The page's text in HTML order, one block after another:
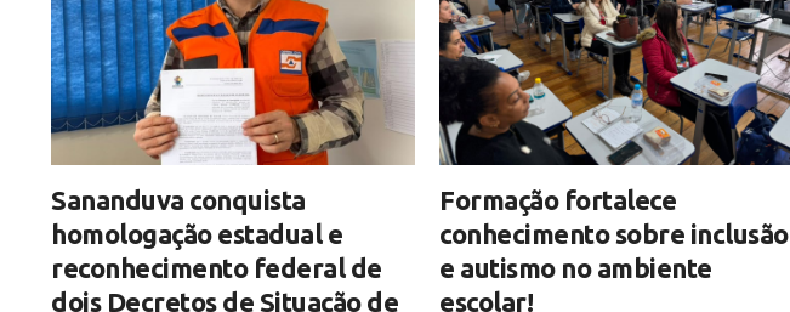
Sananduva conquista
homologação estadual e
reconhecimento federal de
dois Decretos de Situação de
Formação fortalece
conhecimento sobre inclusão
e autismo no ambiente
escolar!